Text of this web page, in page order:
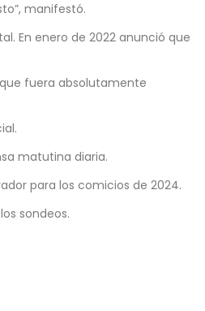
manifestó.
En enero de 2022 anunció que
fuera absolutamente
matutina diaria.
para los comicios de 2024.
sondeos.